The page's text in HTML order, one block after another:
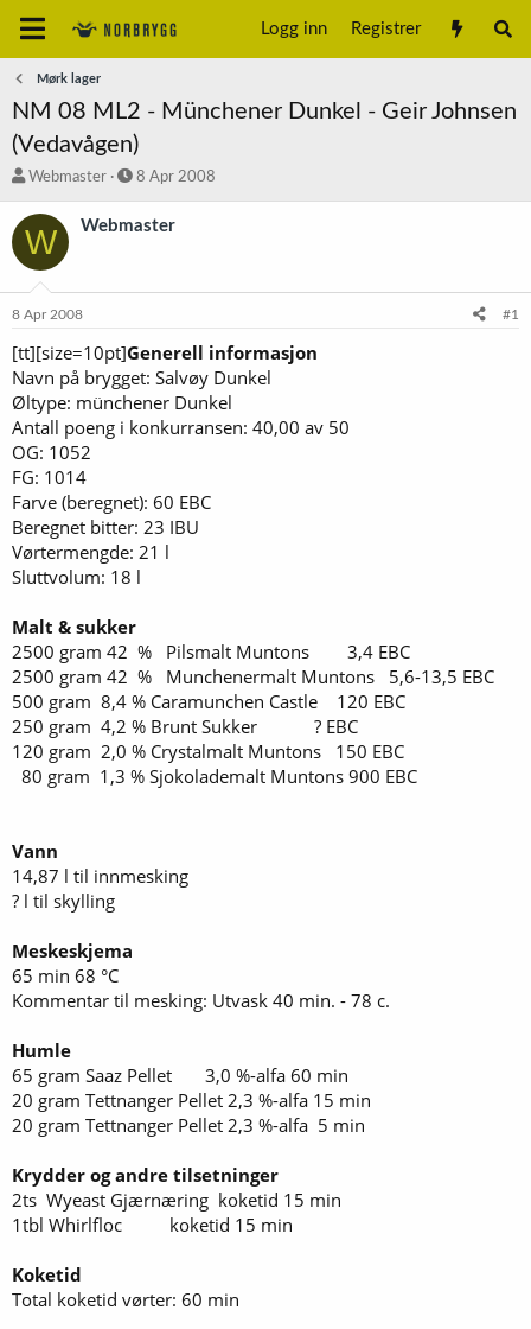
Logg inn Registrer
Mørk lager
NM 08 ML2 - Münchener Dunkel - Geir Johnsen
(Vedavågen)
T
å
d
t
r
Webmaster
S
a
o
8 Apr 2008
W Webmaster
8 Apr 2008 #1
[tt][size=10pt]Generell informasjon
Navn på brygget: Salvøy Dunkel
Øltype: münchener Dunkel
Antall poeng i konkurransen: 40,00 av 50
OG: 1052
FG: 1014
Farve (beregnet): 60 EBC
Beregnet bitter: 23 IBU
Vørtermengde: 21 l
Sluttvolum: 18 l
Malt & sukker
2500 gram 42 % Pilsmalt Muntons 3,4 EBC
2500 gram 42 % Munchenermalt Muntons 5,6-13,5 EBC
500 gram 8,4 % Caramunchen Castle 120 EBC
250 gram 4,2 % Brunt Sukker ? EBC
120 gram 2,0 % Crystalmalt Muntons 150 EBC
80 gram 1,3 % Sjokolademalt Muntons 900 EBC
Vann
14,87 l til innmesking
? l til skylling
Meskeskjema
65 min 68 °C
Kommentar til mesking: Utvask 40 min. - 78 c.
Humle
65 gram Saaz Pellet 3,0 %-alfa 60 min
20 gram Tettnanger Pellet 2,3 %-alfa 15 min
20 gram Tettnanger Pellet 2,3 %-alfa 5 min
Krydder og andre tilsetninger
2ts Wyeast Gjærnæring koketid 15 min
1tbl Whirlfloc koketid 15 min
Koketid
Total koketid vørter: 60 min